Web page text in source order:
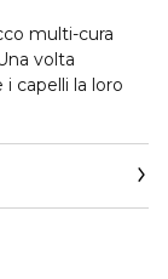
multi-cura
volta
capelli la loro